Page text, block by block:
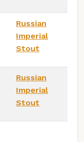
Russian
Imperial
Stout
Russian
Imperial
Stout